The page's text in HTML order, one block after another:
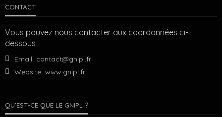
CONTACT
Vous pouvez nous contacter aux coordonnées ci-
dessous
Email: contact@gnipl.fr
Website: www.gnipl.fr
QU’EST-CE QUE LE GNIPL ?